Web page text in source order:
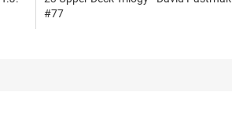
#77